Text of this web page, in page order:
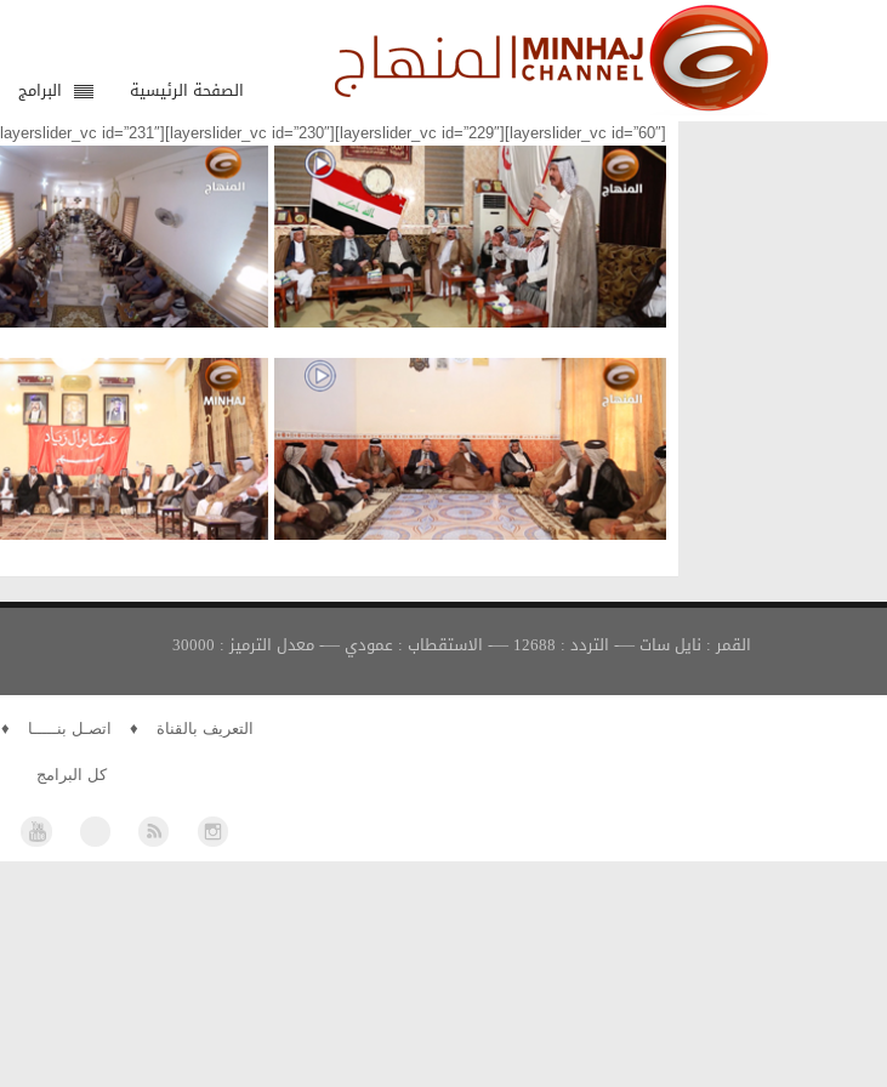
الصفحة الرئيسية البرامج
[layerslider_vc id=”60″][layerslider_vc id=”229″][layerslider_vc id=”230″][layerslider_vc id=”231″][layerslider_vc id=”9″]
القمر : نايل سات —- التردد : 12688 —- الاستقطاب : عمودي —- معدل الترميز : 30000
التعريف بالقناة ♦ اتصـل بنـــــا ♦
كل البرامج